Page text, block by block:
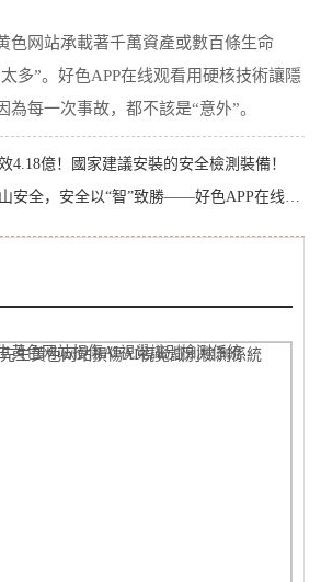
网站承載著千萬資產或數百條生命
多”。好色APP在线观看用硬核技術讓隱
每一次事故，都不該是“意外”。
4.18億！國家建議安裝的安全檢測裝備！
，安全以“智”致勝——好色APP在线观看精彩亮相第23屆太原煤炭展
黄色网站損傷AI視覺識別檢測係統